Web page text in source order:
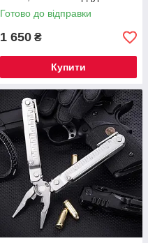
комплекті
Готово до відправки
1 650 ₴
Купити